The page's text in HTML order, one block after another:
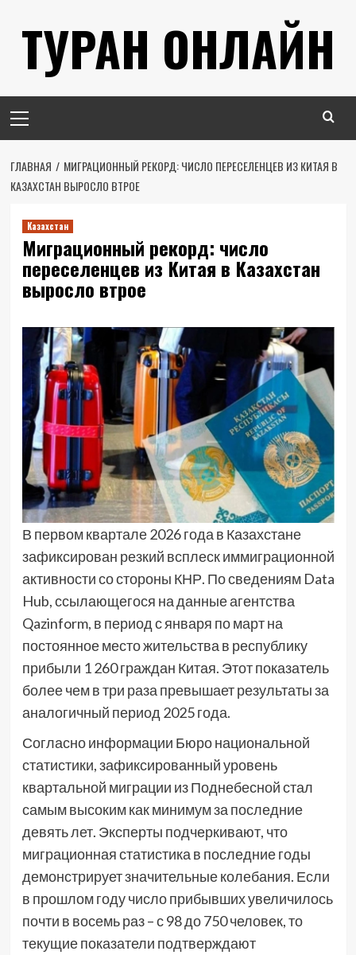
содержимому
ТУРАН ОНЛАЙН
меню
ГЛАВНАЯ
МИГРАЦИОННЫЙ РЕКОРД: ЧИСЛО ПЕРЕСЕЛЕНЦЕВ ИЗ КИТАЯ В
КАЗАХСТАН ВЫРОСЛО ВТРОЕ
Казахстан
Миграционный рекорд: число
переселенцев из Китая в Казахстан
выросло втрое
В первом квартале 2026 года в Казахстане
зафиксирован резкий всплеск иммиграционной
активности со стороны КНР. По сведениям Data
Hub, ссылающегося на данные агентства
Qazinform, в период с января по март на
постоянное место жительства в республику
прибыли 1 260 граждан Китая. Этот показатель
более чем в три раза превышает результаты за
аналогичный период 2025 года.
Согласно информации Бюро национальной
статистики, зафиксированный уровень
квартальной миграции из Поднебесной стал
самым высоким как минимум за последние
девять лет. Эксперты подчеркивают, что
миграционная статистика в последние годы
демонстрирует значительные колебания. Если
в прошлом году число прибывших увеличилось
почти в восемь раз – с 98 до 750 человек, то
текущие показатели подтверждают